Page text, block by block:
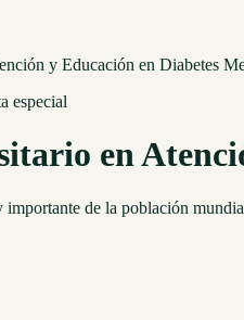
y Educación en Diabetes
especial
en
importante de la población